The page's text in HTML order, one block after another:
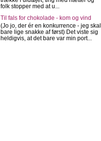
folk stopper med at u...
Til fals for chokolade - kom og vind
(Jo jo, der ér en konkurrence - jeg skal
bare lige snakke af først) Det viste sig
heldigvis, at det bare var min port...